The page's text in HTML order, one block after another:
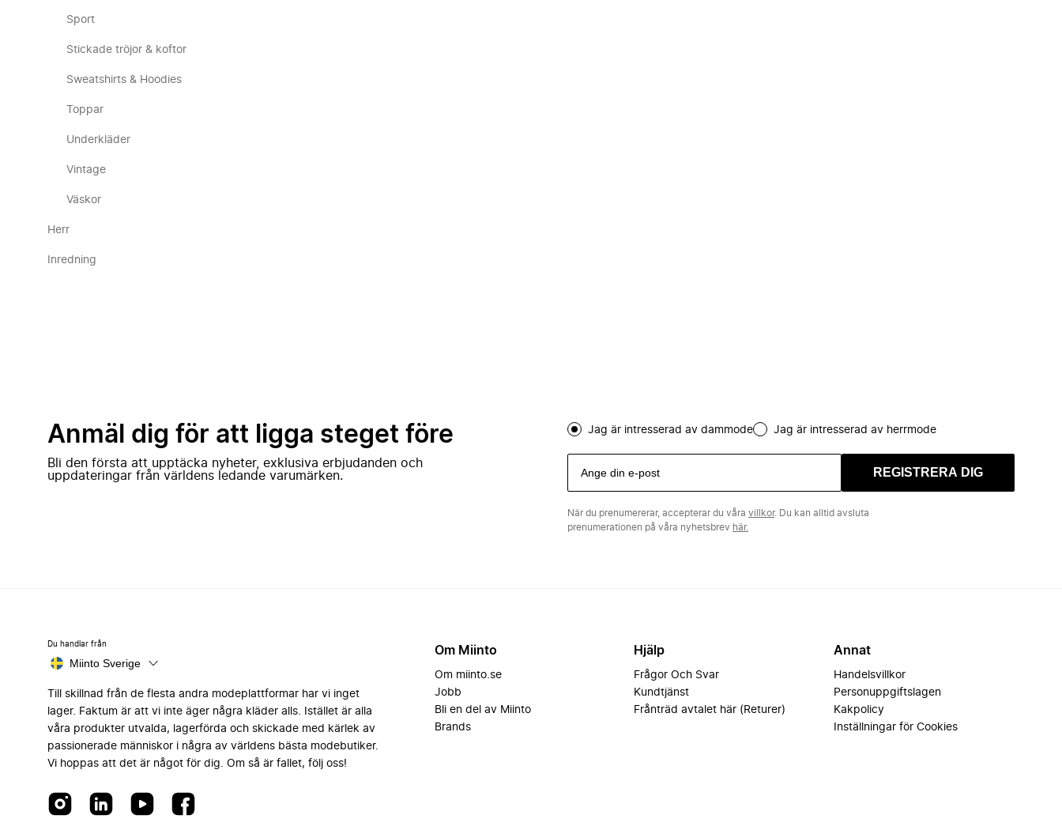
Sport
Stickade tröjor & koftor
Sweatshirts & Hoodies
Toppar
Underkläder
Vintage
Väskor
Herr
Inredning
Anmäl dig för att ligga steget före
Bli den första att upptäcka nyheter, exklusiva erbjudanden och
uppdateringar från världens ledande varumärken.
Jag är intresserad av dammode Jag är intresserad av herrmode
REGISTRERA DIG
När du prenumererar, accepterar du våra villkor. Du kan alltid avsluta
prenumerationen på våra nyhetsbrev här.
Du handlar från
Miinto Sverige
Till skillnad från de flesta andra modeplattformar har vi inget
lager. Faktum är att vi inte äger några kläder alls. Istället är alla
våra produkter utvalda, lagerförda och skickade med kärlek av
passionerade människor i några av världens bästa modebutiker.
Vi hoppas att det är något för dig. Om så är fallet, följ oss!
Om Miinto
Om miinto.se
Jobb
Bli en del av Miinto
Brands
Hjälp
Frågor Och Svar
Kundtjänst
Frånträd avtalet här (Returer)
Annat
Handelsvillkor
Personuppgiftslagen
Kakpolicy
Inställningar för Cookies